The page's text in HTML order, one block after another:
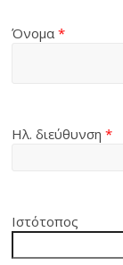
Όνομα*
Ηλ. διεύθυνση*
Ιστότοπος